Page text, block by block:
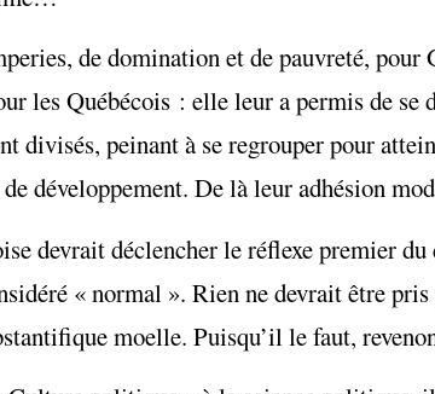
de domination et de pauvreté, pour
les Québécois : elle leur a permis de
divisés, peinant à se regrouper pour
développement. De là leur adhésion
devrait déclencher le réflexe premier
« normal ». Rien ne devrait être
moelle. Puisqu’il le faut,